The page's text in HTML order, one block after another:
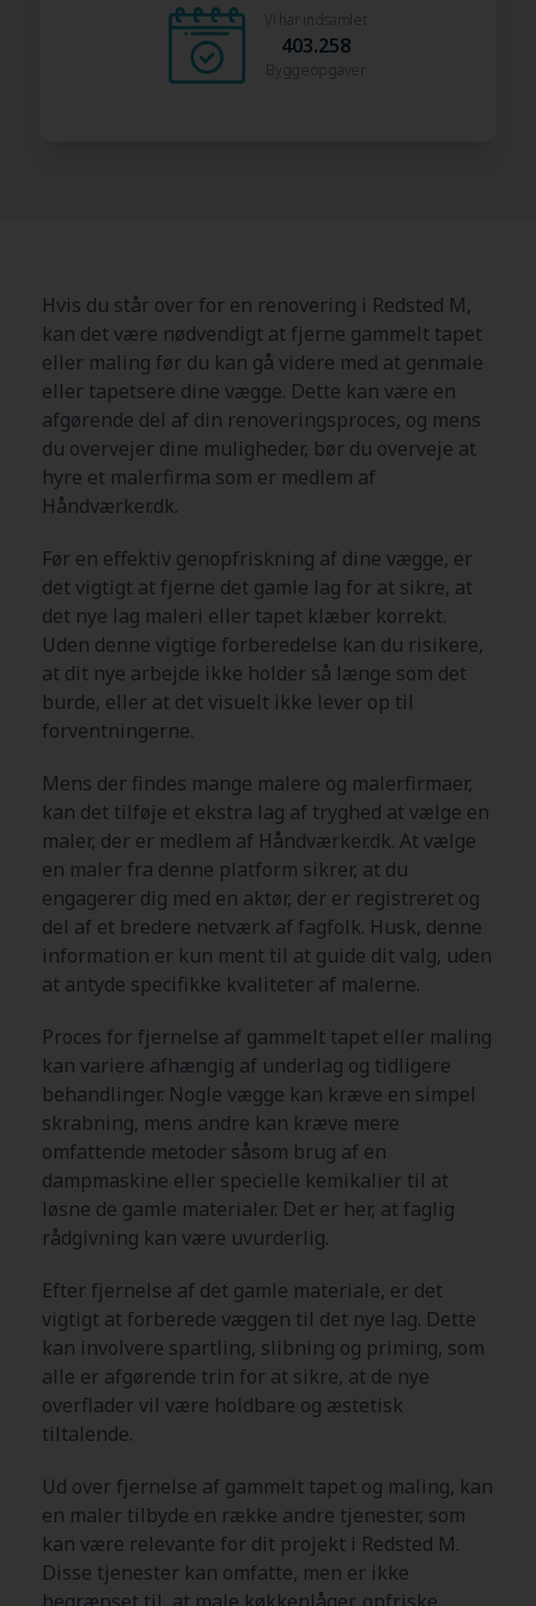
Vi har indsamlet
403.258
Byggeopgaver
Hvis du står over for en renovering i Redsted M,
kan det være nødvendigt at fjerne gammelt tapet
eller maling før du kan gå videre med at genmale
eller tapetsere dine vægge. Dette kan være en
afgørende del af din renoveringsproces, og mens
du overvejer dine muligheder, bør du overveje at
hyre et malerfirma som er medlem af
Håndværker.dk.
Før en effektiv genopfriskning af dine vægge, er
det vigtigt at fjerne det gamle lag for at sikre, at
det nye lag maleri eller tapet klæber korrekt.
Uden denne vigtige forberedelse kan du risikere,
at dit nye arbejde ikke holder så længe som det
burde, eller at det visuelt ikke lever op til
forventningerne.
Mens der findes mange malere og malerfirmaer,
kan det tilføje et ekstra lag af tryghed at vælge en
maler, der er medlem af Håndværker.dk. At vælge
en maler fra denne platform sikrer, at du
engagerer dig med en aktør, der er registreret og
del af et bredere netværk af fagfolk. Husk, denne
information er kun ment til at guide dit valg, uden
at antyde specifikke kvaliteter af malerne.
Proces for fjernelse af gammelt tapet eller maling
kan variere afhængig af underlag og tidligere
behandlinger. Nogle vægge kan kræve en simpel
skrabning, mens andre kan kræve mere
omfattende metoder såsom brug af en
dampmaskine eller specielle kemikalier til at
løsne de gamle materialer. Det er her, at faglig
rådgivning kan være uvurderlig.
Efter fjernelse af det gamle materiale, er det
vigtigt at forberede væggen til det nye lag. Dette
kan involvere spartling, slibning og priming, som
alle er afgørende trin for at sikre, at de nye
overflader vil være holdbare og æstetisk
tiltalende.
Ud over fjernelse af gammelt tapet og maling, kan
en maler tilbyde en række andre tjenester, som
kan være relevante for dit projekt i Redsted M.
Disse tjenester kan omfatte, men er ikke